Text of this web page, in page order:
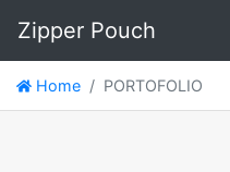
Zipper Pouch
Home PORTOFOLIO